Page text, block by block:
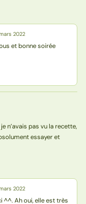
2022
et bonne soirée
n’avais pas vu la recette,
essayer et
2022
^^. Ah oui, elle est très